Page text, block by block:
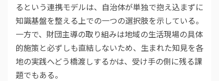
るという連携モデルは、自治体が単独で抱え込まずに
知識基盤を整える上での一つの選択肢を示している。
一方で、財団主導の取り組みは地域の生活現場の具体
的施策と必ずしも直結しないため、生まれた知見を各
地の実践へどう橋渡しするかは、受け手の側に残る課
題でもある。